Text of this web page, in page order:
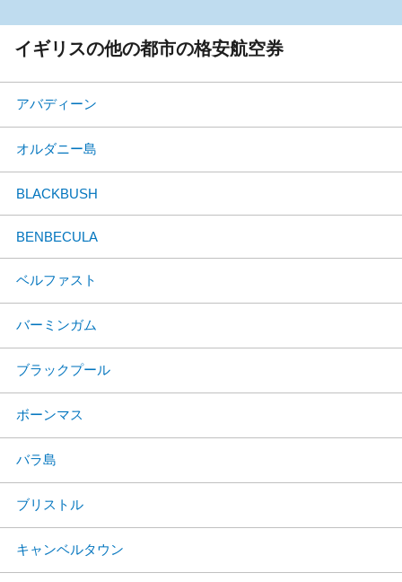
イギリスの他の都市の格安航空券
アバディーン
オルダニー島
BLACKBUSH
BENBECULA
ベルファスト
バーミンガム
ブラックプール
ボーンマス
バラ島
ブリストル
キャンベルタウン